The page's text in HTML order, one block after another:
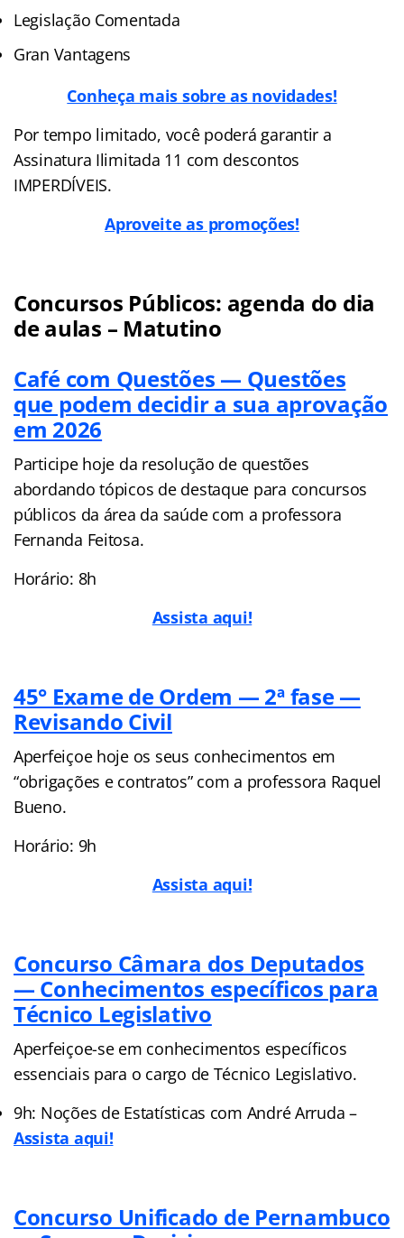
Legislação Comentada
Gran Vantagens
Conheça mais sobre as novidades!
Por tempo limitado, você poderá garantir a
Assinatura Ilimitada 11 com descontos
IMPERDÍVEIS.
Aproveite as promoções!
Concursos Públicos: agenda do dia
de aulas – Matutino
Café com Questões — Questões
que podem decidir a sua aprovação
em 2026
Participe hoje da resolução de questões
abordando tópicos de destaque para concursos
públicos da área da saúde com a professora
Fernanda Feitosa.
Horário: 8h
Assista aqui!
45° Exame de Ordem — 2ª fase —
Revisando Civil
Aperfeiçoe hoje os seus conhecimentos em
“obrigações e contratos” com a professora Raquel
Bueno.
Horário: 9h
Assista aqui!
Concurso Câmara dos Deputados
— Conhecimentos específicos para
Técnico Legislativo
Aperfeiçoe-se em conhecimentos específicos
essenciais para o cargo de Técnico Legislativo.
9h: Noções de Estatísticas com André Arruda –
Assista aqui!
Concurso Unificado de Pernambuco